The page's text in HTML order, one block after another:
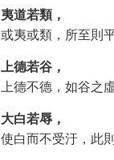
夷道若類，
或夷或類，所至則
上德若谷，
上德不德，如谷之虛
大白若辱，
使白而不受汙，此